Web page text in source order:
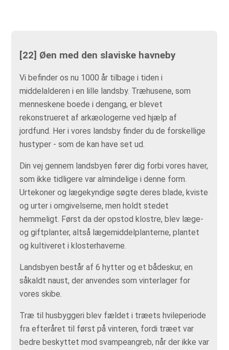
[22] Øen med den slaviske havneby
Vi befinder os nu 1000 år tilbage i tiden i
middelalderen i en lille landsby. Træhusene, som
menneskene boede i dengang, er blevet
rekonstrueret af arkæologerne ved hjælp af
jordfund. Her i vores landsby finder du de forskellige
hustyper - som de kan have set ud.
Din vej gennem landsbyen fører dig forbi vores haver,
som ikke tidligere var almindelige i denne form.
Urtekoner og lægekyndige søgte deres blade, kviste
og urter i omgivelserne, men holdt stedet
hemmeligt. Først da der opstod klostre, blev læge-
og giftplanter, altså lægemiddelplanterne, plantet
og kultiveret i klosterhaverne.
Landsbyen består af 6 hytter og et bådeskur, en
såkaldt naust, der anvendes som vinterlager for
vores skibe.
Træ til husbyggeri blev fældet i træets hvileperiode
fra efteråret til først på vinteren, fordi træet var
bedre beskyttet mod svampeangreb, når der ikke var